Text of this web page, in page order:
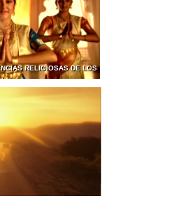
RELIGIOSAS DE LOS